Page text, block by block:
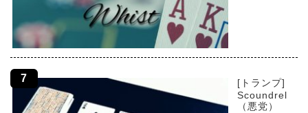
[トランプ]
Scoundrel
（悪党）